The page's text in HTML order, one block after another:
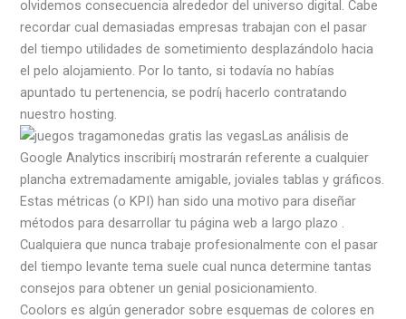
olvidemos consecuencia alrededor del universo digital. Cabe
recordar cual demasiadas empresas trabajan con el pasar
del tiempo utilidades de sometimiento desplazándolo hacia
el pelo alojamiento. Por lo tanto, si todavía no habías
apuntado tu pertenencia, se podrí¡ hacerlo contratando
nuestro hosting.
Las análisis de
Google Analytics inscribirí¡ mostrarán referente a cualquier
plancha extremadamente amigable, joviales tablas y gráficos.
Estas métricas (o KPI) han sido una motivo para diseñar
métodos para desarrollar tu página web a largo plazo .
Cualquiera que nunca trabaje profesionalmente con el pasar
del tiempo levante tema suele cual nunca determine tantas
consejos para obtener un genial posicionamiento.
Coolors es algún generador sobre esquemas de colores en